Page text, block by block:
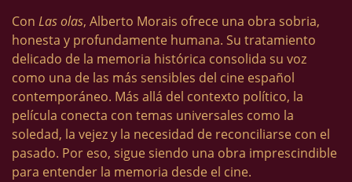
Con Las olas, Alberto Morais ofrece una obra sobria,
honesta y profundamente humana. Su tratamiento
delicado de la memoria histórica consolida su voz
como una de las más sensibles del cine español
contemporáneo. Más allá del contexto político, la
película conecta con temas universales como la
soledad, la vejez y la necesidad de reconciliarse con el
pasado. Por eso, sigue siendo una obra imprescindible
para entender la memoria desde el cine.